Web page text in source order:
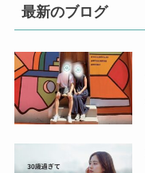
最新のブログ